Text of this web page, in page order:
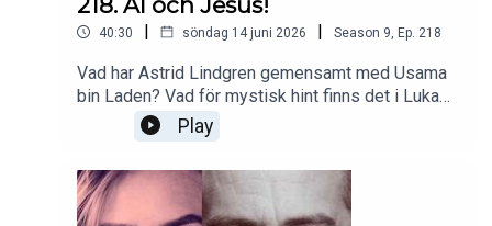
40:30 | söndag 14 juni 2026 | Season 9 Ep. 218
Vad har Astrid Lindgren gemensamt med Usama
bin Laden? Vad för mystisk hint finns det i Lukas
och Matteus evangelium? Och vad har hänt med
Antropic? Nästa vecka kör vi Gudfadern-podden!
Play